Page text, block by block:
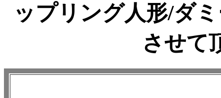
ップリング人形/ダ
させて